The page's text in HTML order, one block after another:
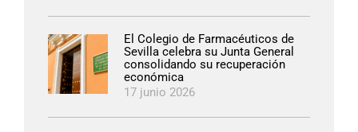
El Colegio de Farmacéuticos de
Sevilla celebra su Junta General
consolidando su recuperación
económica
17 junio 2026